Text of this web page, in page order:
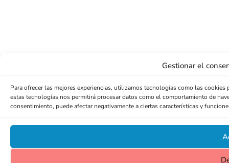
Gestionar el
Para ofrecer las mejores experiencias, utilizamos tecnologías como las
estas tecnologías nos permitirá procesar datos como el comportamiento de
consentimiento, puede afectar negativamente a ciertas características y